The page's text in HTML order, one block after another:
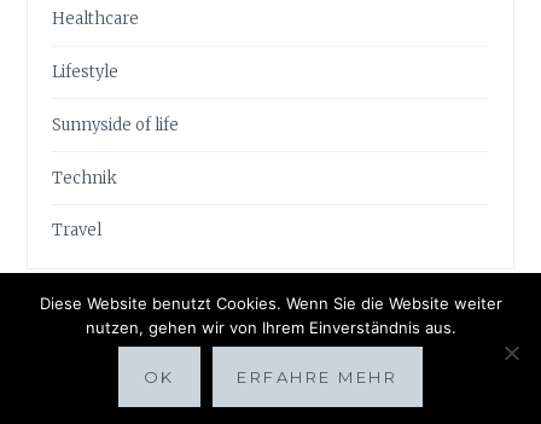
Healthcare
Lifestyle
Sunnyside of life
Technik
Travel
Proudly powered by WordPress|Theme: Anissa by
Diese Website benutzt Cookies. Wenn Sie die Website weiter
nutzen, gehen wir von Ihrem Einverständnis aus.
OK ERFAHRE MEHR